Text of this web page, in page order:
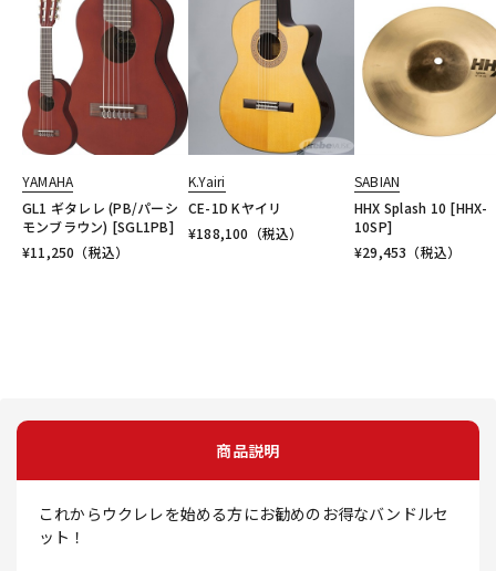
YAMAHA
GL1 ギタレレ (PB/パーシ
モンブラウン) [SGL1PB]
¥11,250 （税込）
K.Yairi
CE-1D Kヤイリ
¥188,100 （税込）
SABIAN
HHX Splash 10 [HHX-
10SP]
¥29,453 （税込）
商品説明
これからウクレレを始める方にお勧めのお得なバンドルセ
ット！